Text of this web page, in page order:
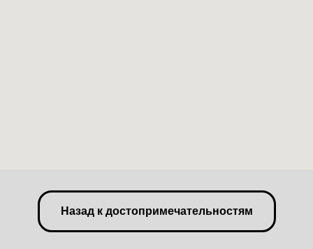
Назад к достопримечательностям